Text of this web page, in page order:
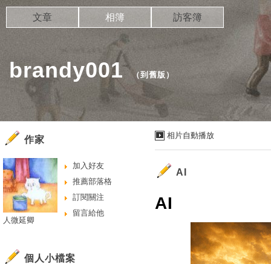
brandy001 （到舊版 ）
文章 相簿 訪客簿
相片自動播放
AI
AI
作家
加入好友
推薦部落格
訂閱關注
留言給他
人微延卿
個人小檔案